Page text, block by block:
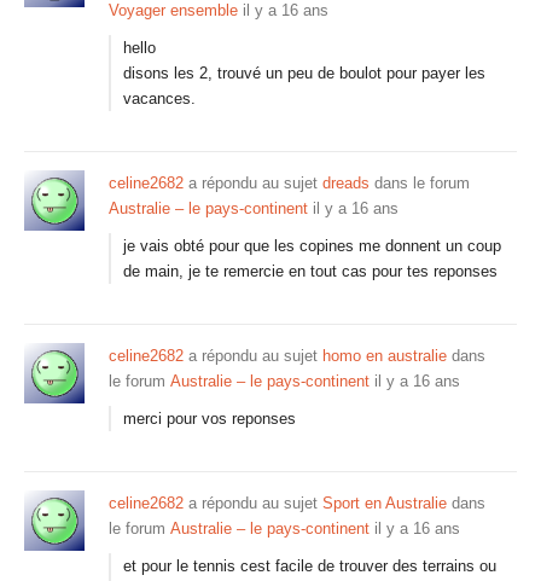
Voyager ensemble il y a 16 ans
hello
disons les 2, trouvé un peu de boulot pour payer les
vacances.
celine2682 a répondu au sujet dreads dans le forum
Australie – le pays-continent il y a 16 ans
je vais obté pour que les copines me donnent un coup
de main, je te remercie en tout cas pour tes reponses
celine2682 a répondu au sujet homo en australie dans
le forum Australie – le pays-continent il y a 16 ans
merci pour vos reponses
celine2682 a répondu au sujet Sport en Australie dans
le forum Australie – le pays-continent il y a 16 ans
et pour le tennis cest facile de trouver des terrains ou